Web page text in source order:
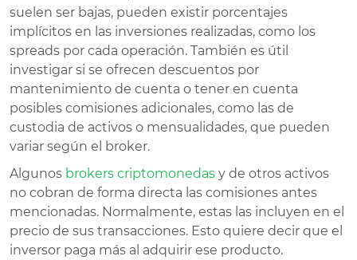
suelen ser bajas, pueden existir porcentajes
implícitos en las inversiones realizadas, como los
spreads por cada operación. También es útil
investigar si se ofrecen descuentos por
mantenimiento de cuenta o tener en cuenta
posibles comisiones adicionales, como las de
custodia de activos o mensualidades, que pueden
variar según el broker.
Algunos brokers criptomonedas y de otros activos
no cobran de forma directa las comisiones antes
mencionadas. Normalmente, estas las incluyen en el
precio de sus transacciones. Esto quiere decir que el
inversor paga más al adquirir ese producto.